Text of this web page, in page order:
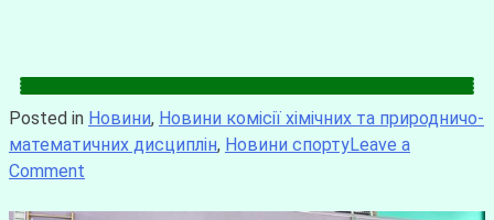
Posted in Новини, Новини комісії хімічних та природничо-
математичних дисциплін, Новини спортуLeave a
Comment